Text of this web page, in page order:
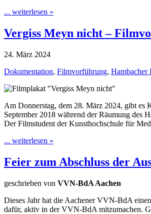
... weiterlesen »
Vergiss Meyn nicht –
24. März 2024
Dokumentation, Filmvorführung, Hambacher
Am Donnerstag, dem 28. März 2024, gibt es
September 2018 während der Räumung des
Der Filmstudent der Kunsthochschule für
... weiterlesen »
Feier zum Abschluss der
geschrieben von VVN-BdA Aachen
Dieses Jahr hat die Aachener VVN-BdA
dafür, aktiv in der VVN-BdA mitzumachen.